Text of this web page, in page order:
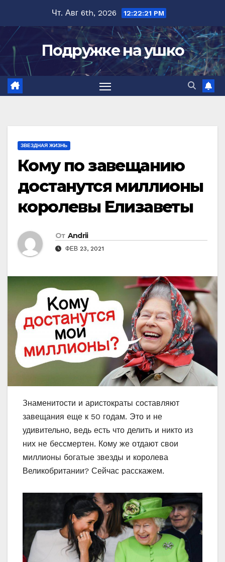
содержимому
Чт. Авг 6th, 2026 12:22:22 PM
Подружке на ушко
ЗВЕЗДНАЯ ЖИЗНЬ
Кому по завещанию
достанутся миллионы
королевы Елизаветы
От Andrii
ФЕВ 23, 2021
Знаменитости и аристократы составляют
завещания еще к 50 годам. Это и не
удивительно, ведь есть что делить и никто из
них не бессмертен. Кому же отдают свои
миллионы богатые звезды и королева
Великобритании? Сейчас расскажем.